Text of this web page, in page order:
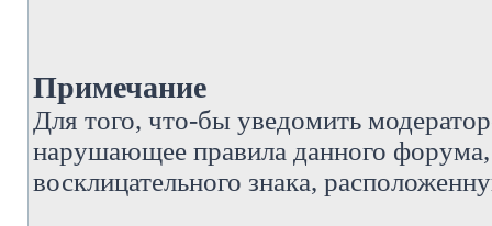
Примечание
Для того, что-бы уведомить
нарушающее правила данного форума,
восклицательного знака,